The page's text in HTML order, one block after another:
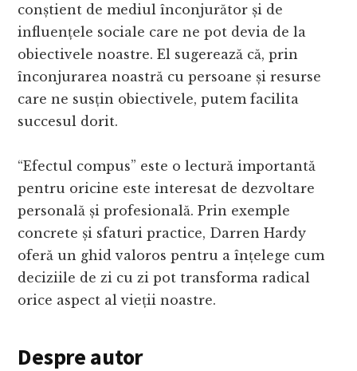
conștient de mediul înconjurător și de
influențele sociale care ne pot devia de la
obiectivele noastre. El sugerează că, prin
înconjurarea noastră cu persoane și resurse
care ne susțin obiectivele, putem facilita
succesul dorit.
“Efectul compus” este o lectură importantă
pentru oricine este interesat de dezvoltare
personală și profesională. Prin exemple
concrete și sfaturi practice, Darren Hardy
oferă un ghid valoros pentru a înțelege cum
deciziile de zi cu zi pot transforma radical
orice aspect al vieții noastre.
Despre autor